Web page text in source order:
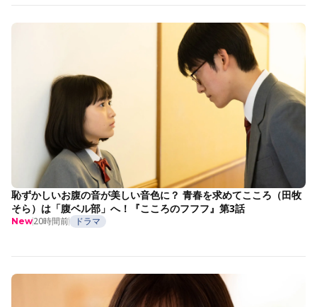
恥ずかしいお腹の音が美しい音色に？ 青春を求めてこころ（田牧
そら）は「腹ベル部」へ！『こころのフフフ』第3話
New20時間前 ドラマ